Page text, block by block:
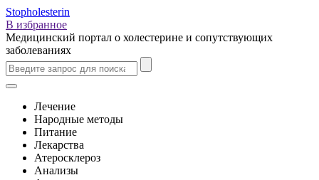
Stopholesterin
В избранное
Медицинский портал о холестерине и сопутствующих
заболеваниях
Лечение
Народные методы
Питание
Лекарства
Атеросклероз
Анализы